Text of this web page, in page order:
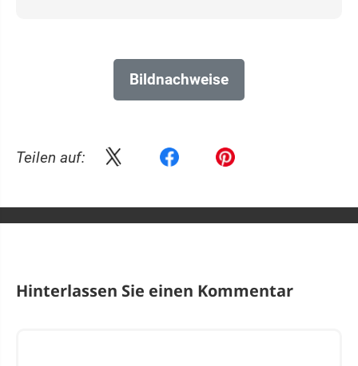
Bildnachweise
Teilen auf:
Hinterlassen Sie einen Kommentar